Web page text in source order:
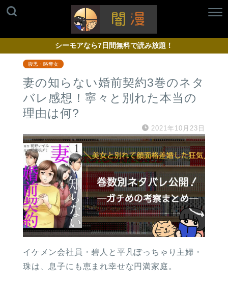
シーモアなら7日間無料で読み放題！
腹黒・略奪女
妻の知らない婚前契約3巻のネタ
バレ感想！寧々と別れた本当の
理由は何?
2021年10月23日
イケメン会社員・碧人と平凡ぽっちゃり主婦・
珠は、息子にも恵まれ幸せな円満家庭。